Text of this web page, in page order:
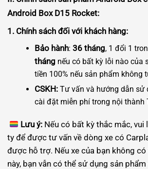
Android Box D15 Rocket:
1. Chính sách đối với khách hàng:
Bảo hành: 36 tháng, 1 đổi 1
tháng nếu có bất kỳ lỗi nào của
tiền 100% nếu sản phẩm không
CSKH:Tư vấn và hướng dẫn sử
cài đặt miễn phí trong nội thành
Lưu ý: Nếu có bất kỳ thắc mắc, vui
ty để được tư vấn về dòng xe có
được hỗ trợ. Nếu xe của bạn không
này, bạn vẫn có thể sử dụng sản